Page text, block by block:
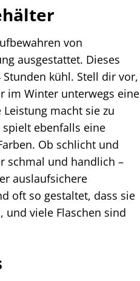
von
ausgestattet. Dieses
kühl. Stell dir vor,
im Winter unterwegs eine
macht sie zu
spielt ebenfalls eine
Ob schlicht und
schmal und handlich –
auslaufsichere
oft so gestaltet, dass sie
und viele Flaschen sind